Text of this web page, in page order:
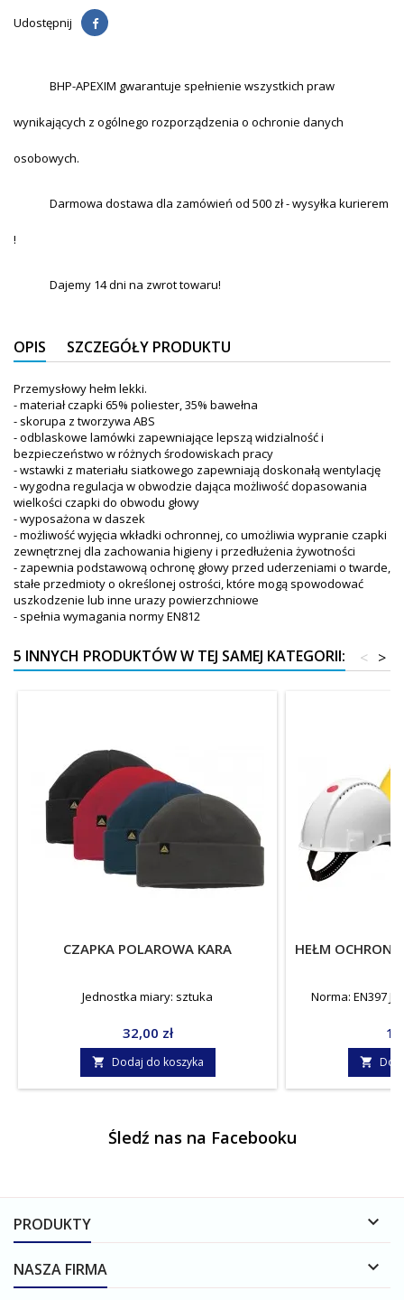
Udostępnij
BHP-APEXIM gwarantuje spełnienie wszystkich praw
wynikających z ogólnego rozporządzenia o ochronie danych
osobowych.
Darmowa dostawa dla zamówień od 500 zł - wysyłka kurierem
!
Dajemy 14 dni na zwrot towaru!
OPIS SZCZEGÓŁY PRODUKTU
Przemysłowy hełm lekki.
- materiał czapki 65% poliester, 35% bawełna
- skorupa z tworzywa ABS
- odblaskowe lamówki zapewniające lepszą widzialność i
bezpieczeństwo w różnych środowiskach pracy
- wstawki z materiału siatkowego zapewniają doskonałą wentylację
- wygodna regulacja w obwodzie dająca możliwość dopasowania
wielkości czapki do obwodu głowy
- wyposażona w daszek
- możliwość wyjęcia wkładki ochronnej, co umożliwia wypranie czapki
zewnętrznej dla zachowania higieny i przedłużenia żywotności
- zapewnia podstawową ochronę głowy przed uderzeniami o twarde,
stałe przedmioty o określonej ostrości, które mogą spowodować
uszkodzenie lub inne urazy powierzchniowe
- spełnia wymagania normy EN812
5 INNYCH PRODUKTÓW W TEJ SAMEJ KATEGORII: >
<
CZAPKA POLAROWA KARA
Jednostka miary: sztuka
Cena
32,00 zł
 Dodaj do koszyka
HEŁM
Norma: EN397

Śledź nas na Facebooku
PRODUKTY 
NASZA FIRMA 